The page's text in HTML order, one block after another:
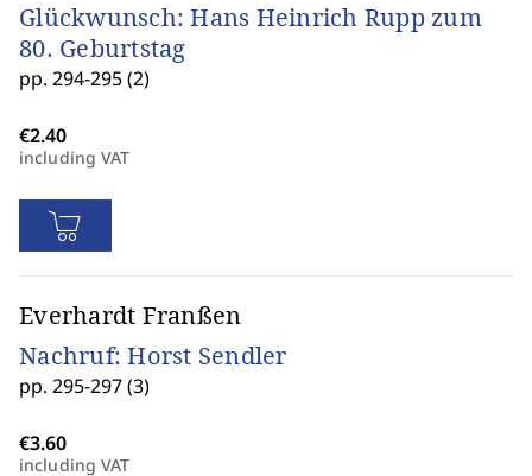
Glückwunsch: Hans Heinrich Rupp zum
80. Geburtstag
pp. 294-295 (2)
including VAT
Everhardt Franßen
Nachruf: Horst Sendler
pp. 295-297 (3)
including VAT